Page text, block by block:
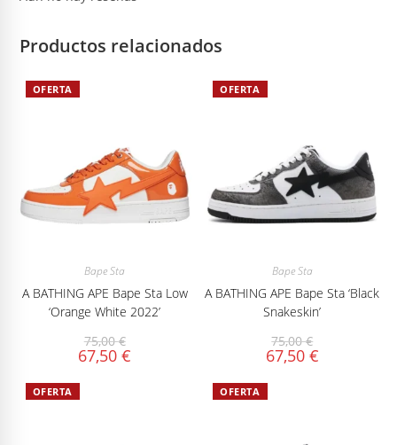
Productos relacionados
OFERTA
Bape Sta
A BATHING APE Bape Sta Low
‘Orange White 2022’
75,00€
67,50€
OFERTA
Bape Sta
A BATHING APE Bape Sta ‘Black
Snakeskin’
75,00€
67,50 €
OFERTA OFERTA